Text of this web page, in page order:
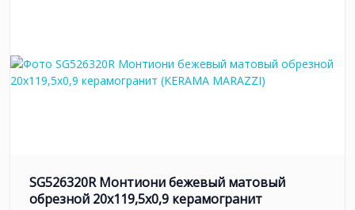
SG526320R Монтиони бежевый матовый
обрезной 20х119,5x0,9 керамогранит